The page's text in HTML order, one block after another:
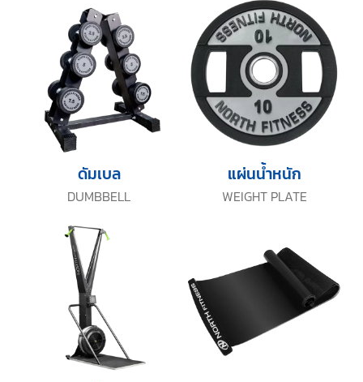
DUMBBELL
ดัมเบล
WEIGHT PLATE
แผ่นน้ำหนัก